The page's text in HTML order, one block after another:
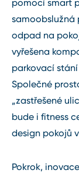
pomocí smart
samoobslužná
odpad na
vyřešena
parkovací
Společné
„zastřešené
bude i fitness
design pokojů
Pokrok,